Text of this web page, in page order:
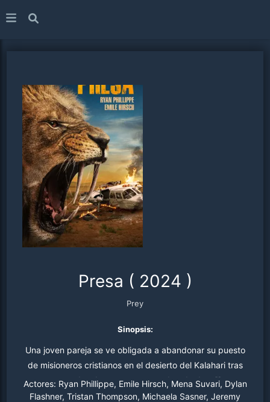
Presa ( 2024 )
Prey
Sinopsis:
Una joven pareja se ve obligada a abandonar su puesto
de misioneros cristianos en el desierto del Kalahari tras
ser amenazados de muerte por una banda de militantes
extremistas. Tras estrellarse su avión, deben luchar
Actores: Ryan Phillippe, Emile Hirsch, Mena Suvari, Dylan
Flashner, Tristan Thompson, Michaela Sasner, Jeremy